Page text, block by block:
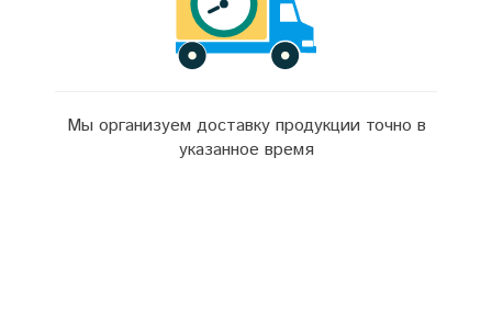
Мы организуем доставку продукции точно в
указанное время